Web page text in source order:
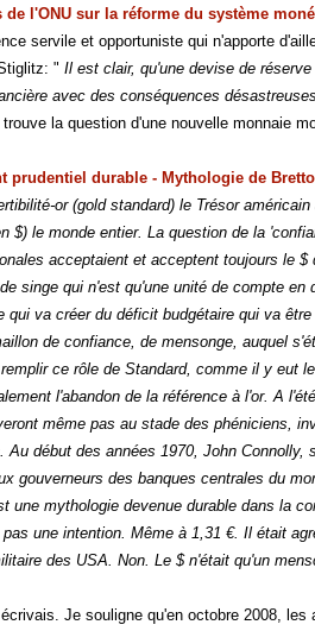
l'ONU sur la réforme du système
servile et opportuniste qui n'apporte
" Il est clair, qu'une devise de
avec des conséquences
la question d'une nouvelle monnaie
prudentiel durable - Mythologie de
or (gold standard) le Trésor
$) le monde entier. La question de la '
acceptaient et acceptent toujours le
singe qui n'est qu'une unité de compte
va créer du déficit budgétaire qui va
de confiance, de mensonge, auquel
ce rôle de Standard, comme il y eut
l'abandon de la référence à l'or. A
même pas au stade des phéniciens,
début des années 1970, John Connolly,
gouverneurs des banques centrales du
une mythologie devenue durable dans la
une intention. Même à 1,31 €. Il était
des USA. Non. Le $ n'était qu'un
Je souligne qu'en octobre 2008, les